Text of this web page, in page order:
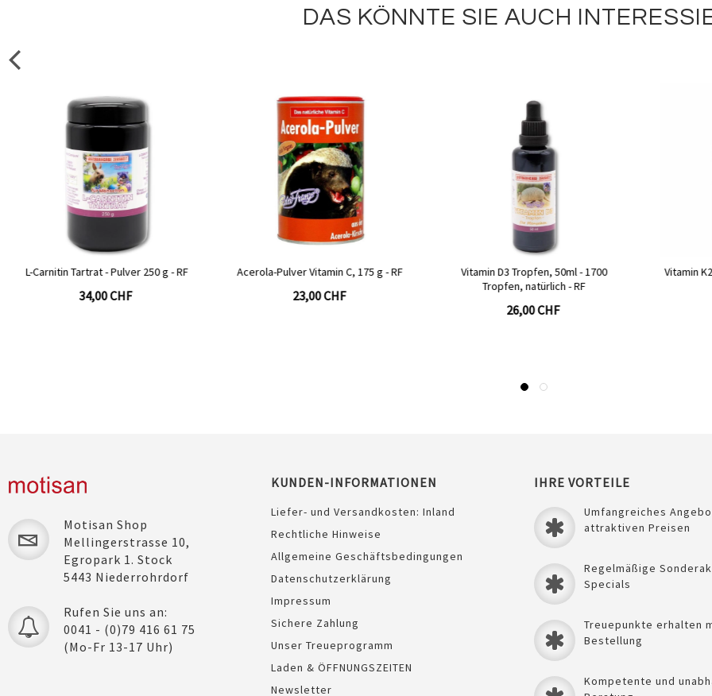
DAS KÖNNTE SIE AUCH
Acerola-Pulver Vitamin C, 175 g - RF
23,00 CHF
Vitamin D3 Tropfen, 50ml - 1700
Vitamin K2 Kapseln, 60 Kapseln - RF
28,50 CHF
Motisan Shop
Mellingerstrasse 10,
Egropark 1. Stock
5443 Niederrohrdorf
Rufen Sie uns an:
0041 - (0)79 416 61 75
(Mo-Fr 13-17 Uhr)
KUNDEN-INFORMATIONEN
Liefer- und Versandkosten: Inland
Rechtliche Hinweise
Allgemeine Geschäftsbedingungen
Datenschutzerklärung
Impressum
Sichere Zahlung
Unser Treueprogramm
Laden & ÖFFNUNGSZEITEN
Newsletter
IHRE VORTEILE
Umfangreiches
attraktiven Preisen
Regelmäßige
Specials
Treuepunkte erhalten
Bestellung
Kompetente und